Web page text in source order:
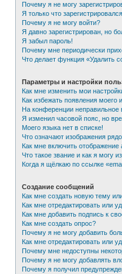
Почему я не могу
Я только что
Почему я не могу войти?
Я давно зарегистрирован, но
Я забыл пароль!
Почему мне периодически
Что делает функция «Удалить
Параметры и настройки
Как мне изменить мои
Как избежать появления моего
На конференции неправильное
Я изменил часовой пояс, но
Моего языка нет в списке!
Что означают изображения
Как мне включить отображение
Что такое звание и как я могу
Когда я щёлкаю по ссылке
Создание сообщений
Как мне создать новую тему
Как мне отредактировать или
Как мне добавить подпись к
Как мне создать опрос?
Почему я не могу добавить
Как мне отредактировать или
Почему мне недоступны
Почему я не могу добавлять
Почему я получил